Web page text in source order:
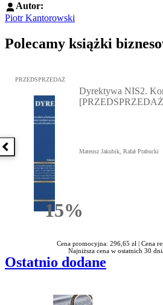
Autor:
Piotr Kantorowski
Polecamy książki
Poprzednia książka
Przejdź do: Dyrektywa NIS2.
PRZEDSPRZEDAŻ
15%Rabatu
Dyrektywa NIS2.
Mateusz Jakubik, Rafał Prabucki
Cena promocyjna: 296,65 zł | Cena
Najniższa cena w ostatnich 30
Ostatnio dodane